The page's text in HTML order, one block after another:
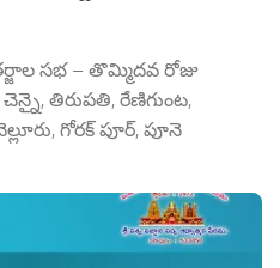
సభ – తొమ్మిదవ రోజు
తిరుపతి, రేణిగుంట,
గోరక్ పూర్, పూనె